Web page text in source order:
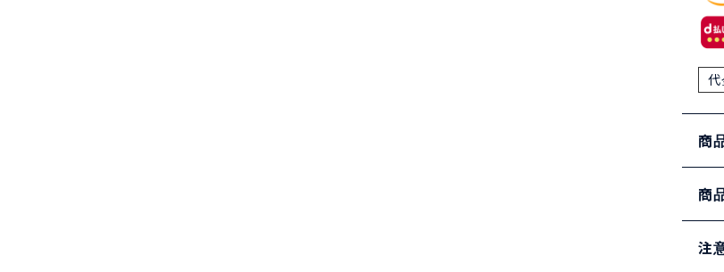
代
商
商
注